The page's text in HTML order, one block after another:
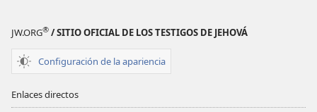
JW.ORG® / SITIO OFICIAL DE LOS TESTIGOS DE JEHOVÁ
Configuración de la apariencia
Enlaces directos